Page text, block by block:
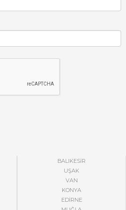
BALIKESİR
UŞAK
VAN
KONYA
EDİRNE